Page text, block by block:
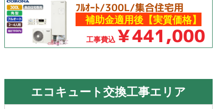
ﾌﾙｵｰﾄ/300L/集合住宅用
補助金適用後【実質価格】
工事費込 ￥441,000
エコキュート交換工事エリア